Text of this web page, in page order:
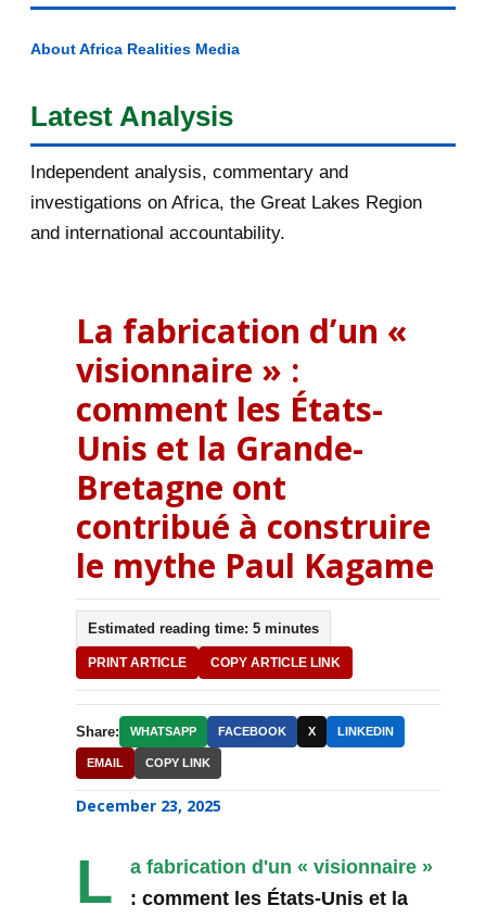
About Africa Realities Media
Latest Analysis
Independent analysis, commentary and
investigations on Africa, the Great Lakes Region
and international accountability.
La fabrication d’un «
visionnaire » :
comment les États-
Unis et la Grande-
Bretagne ont
contribué à construire
le mythe Paul Kagame
Estimated reading time: 5 minutes
PRINT ARTICLE COPY ARTICLE LINK
Share: WHATSAPP FACEBOOK X LINKEDIN
EMAIL COPY LINK
December 23, 2025
L
a fabrication d'un « visionnaire »
: comment les États-Unis et la